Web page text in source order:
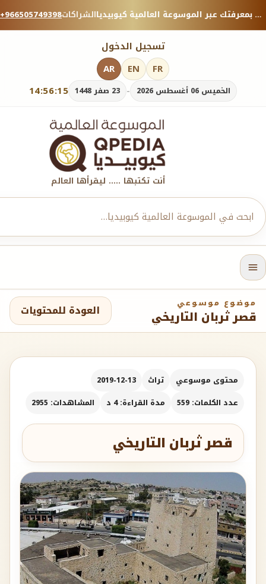
+966505749398الشراكات منصة معرفية موثوقة — شارك بمعرفتك عبر الموسوعة العالمية كيوبيديا.
تسجيل الدخول
14:56:17 الخميس 06 أغسطس 2026 - 23 صفر 1448
AR EN FR
أنت تكتبها ..... ليقرأها العالم
موضوع موسوعي
قصر ثربان التاريخي العودة للمحتويات
محتوى موسوعي تراث
2019-12-13
عدد الكلمات: 559
مدة القراءة: 4 د المشاهدات: 2955
قصر ثربان التاريخي